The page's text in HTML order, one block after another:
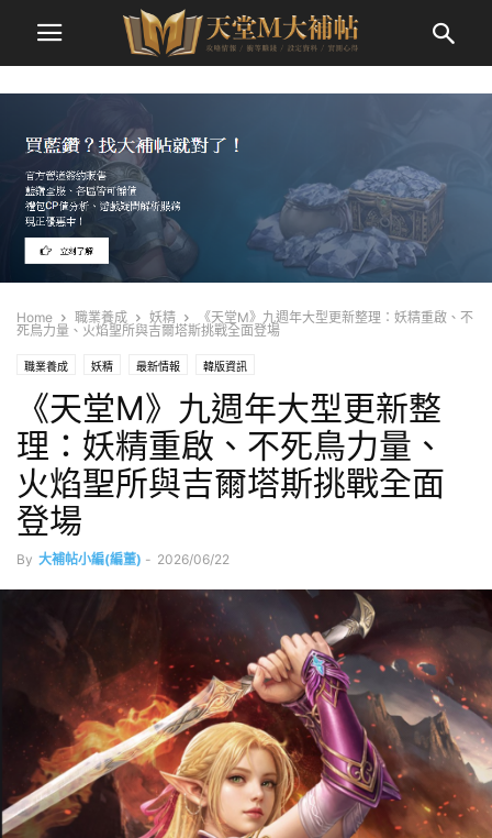
Home 職業養成 妖精
《天堂M》九週年大型更新整理：妖精重啟、不
死鳥力量、火焰聖所與吉爾塔斯挑戰全面登場
職業養成 妖精 最新情報 韓版資訊
《天堂M》九週年大型更新整
理：妖精重啟、不死鳥力量、
火焰聖所與吉爾塔斯挑戰全面
登場
By 大補帖小編(編董) - 2026/06/22